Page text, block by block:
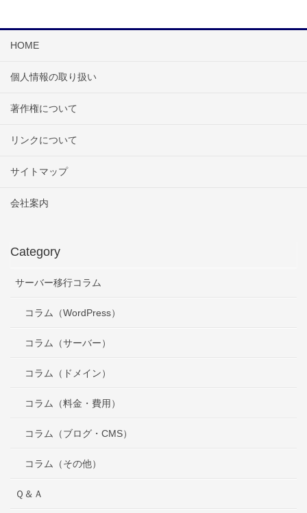
HOME
個人情報の取り扱い
著作権について
リンクについて
サイトマップ
会社案内
Category
サーバー移行コラム
コラム（WordPress）
コラム（サーバー）
コラム（ドメイン）
コラム（料金・費用）
コラム（ブログ・CMS）
コラム（その他）
Ｑ＆Ａ